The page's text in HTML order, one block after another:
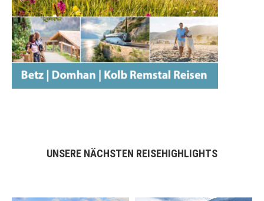
UNSERE NÄCHSTEN REISEHIGHLIGHTS